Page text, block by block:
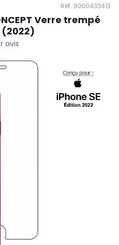
Réf. 9000433413
Verre trempé
(2022)
avis